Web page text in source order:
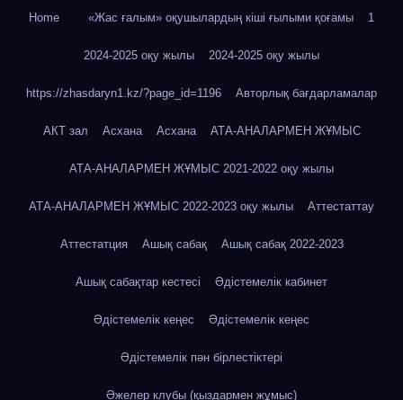
Home «Жас ғалым» оқушылардың кіші ғылыми қоғамы 1
2024-2025 оқу жылы 2024-2025 оқу жылы
https://zhasdaryn1.kz/?page_id=1196 Авторлық бағдарламалар
АКТ зал Асхана Асхана АТА-АНАЛАРМЕН ЖҰМЫС
АТА-АНАЛАРМЕН ЖҰМЫС 2021-2022 оқу жылы
АТА-АНАЛАРМЕН ЖҰМЫС 2022-2023 оқу жылы Аттестаттау
Аттестатция Ашық сабақ Ашық сабақ 2022-2023
Ашық сабақтар кестесі Әдістемелік кабинет
Әдістемелік кеңес Әдістемелік кеңес
Әдістемелік пән бірлестіктері
Әжелер клубы (қыздармен жұмыс)